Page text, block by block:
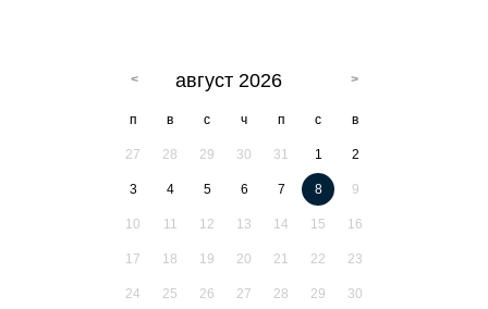
август 2026
п в с ч п с в
27 28 29 30 31 1 2
3 4 5 6 7 8 9
10 11 12 13 14 15 16
17 18 19 20 21 22 23
24 25 26 27 28 29 30